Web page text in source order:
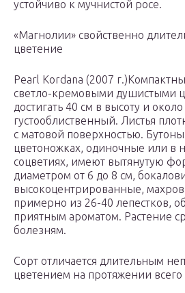
устойчиво к мучнистой росе.
«Магнолии» свойственно
цветение
Pearl Kordana (2007
светло-кремовыми душистыми
достигать 40 см в высоту и
густооблиственный. Листья
с матовой поверхностью.
цветоножках, одиночные или в
соцветиях, имеют вытянутую
диаметром от 6 до 8 см,
высокоцентрированные,
примерно из 26-40 лепестков,
приятным ароматом. Растение
болезням.
Сорт отличается длительным
цветением на протяжении всего